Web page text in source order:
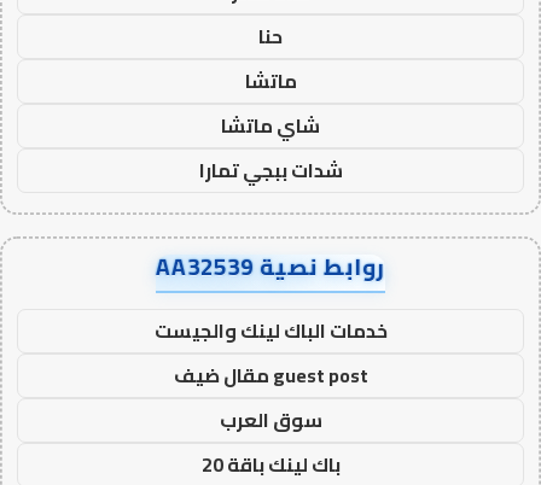
حنا
ماتشا
شاي ماتشا
شدات ببجي تمارا
روابط نصية AA32539
خدمات الباك لينك والجيست
guest post مقال ضيف
سوق العرب
باك لينك باقة 20